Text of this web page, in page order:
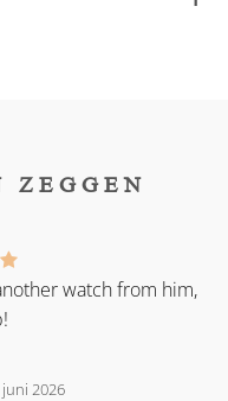
ZEGGEN
watch from him,
juni 2026